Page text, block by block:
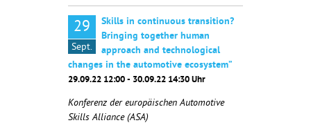
29
Sept.
Skills in continuous transition?
Bringing together human
approach and technological
changes in the automotive ecosystem”
29.09.22 12:00 - 30.09.22 14:30 Uhr
Konferenz der europäischen Automotive
Skills Alliance (ASA)